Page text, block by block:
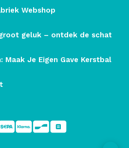
Webshop
geluk – ontdek de schatten
Maak Je Eigen Gave Kerstballen!